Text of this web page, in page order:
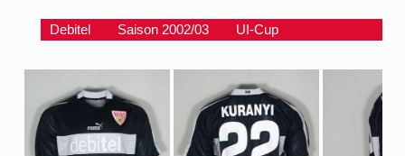
Debitel Saison 2002/03 UI-Cup